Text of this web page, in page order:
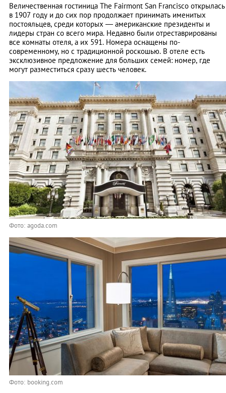
Величественная гостиница The Fairmont San Francisco открылась
в 1907 году и до сих пор продолжает принимать именитых
постояльцев, среди которых — американские президенты и
лидеры стран со всего мира. Недавно были отреставрированы
все комнаты отеля, а их 591. Номера оснащены по-
современному, но с традиционной роскошью. В отеле есть
эксклюзивное предложение для больших семей: номер, где
могут разместиться сразу шесть человек.
Фото: agoda.com
Фото: booking.com